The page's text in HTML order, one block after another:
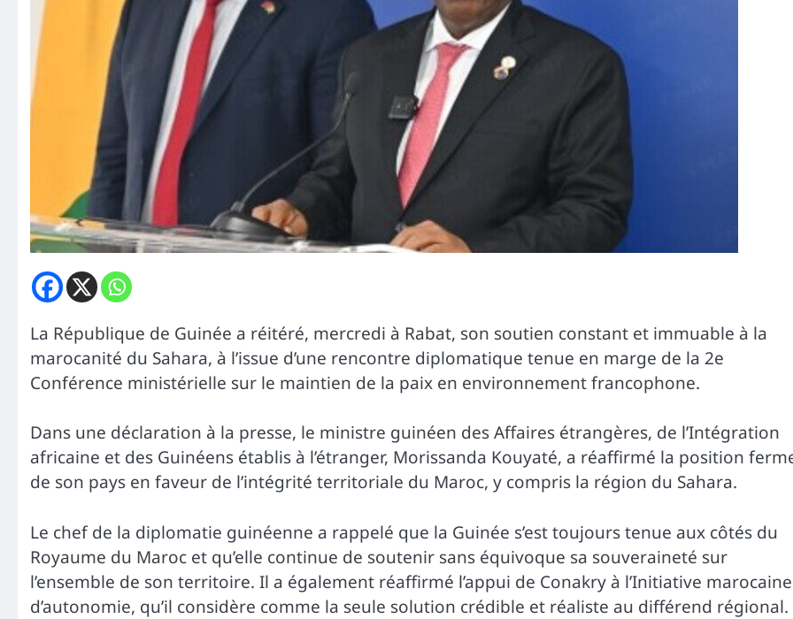
La République de Guinée a réitéré, mercredi à Rabat, son soutien constant et immuable à la
marocanité du Sahara, à l’issue d’une rencontre diplomatique tenue en marge de la 2e
Conférence ministérielle sur le maintien de la paix en environnement francophone.
Dans une déclaration à la presse, le ministre guinéen des Affaires étrangères, de l’Intégration
africaine et des Guinéens établis à l’étranger, Morissanda Kouyaté, a réaffirmé la position
de son pays en faveur de l’intégrité territoriale du Maroc, y compris la région du Sahara.
Le chef de la diplomatie guinéenne a rappelé que la Guinée s’est toujours tenue aux côtés du
Royaume du Maroc et qu’elle continue de soutenir sans équivoque sa souveraineté sur
l’ensemble de son territoire. Il a également réaffirmé l’appui de Conakry à l’Initiative marocaine
d’autonomie, qu’il considère comme la seule solution crédible et réaliste au différend régional.